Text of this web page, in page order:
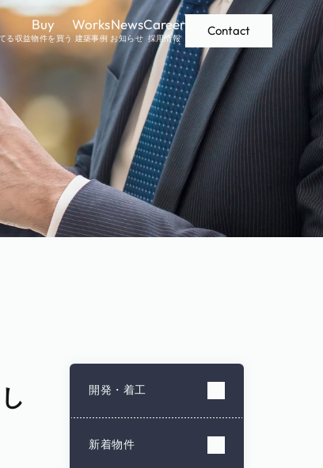
る
Buy
収益物件を買う
Works
建築事例
News
お知らせ
Career
採用情報
Contact
開発・着工
新着物件